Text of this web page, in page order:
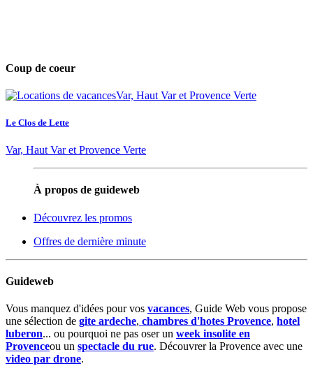
Coup de coeur
Le Clos de Lette
Var, Haut Var et Provence Verte
À propos de guideweb
Découvrez les promos
Offres de dernière minute
Guideweb
Vous manquez d'idées pour vos vacances, Guide Web vous propose
une sélection de gite ardeche, chambres d'hotes Provence, hotel
luberon... ou pourquoi ne pas oser un week insolite en
Provenceou un spectacle du rue. Découvrer la Provence avec une
video par drone.